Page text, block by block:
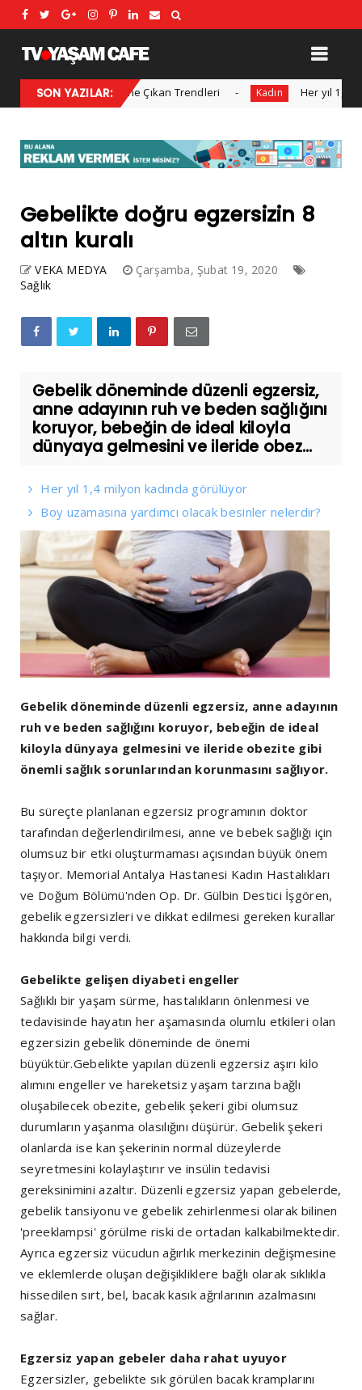
SON YAZILAR:
Sezonun Öne Çıkan Trendleri Kadın Her yıl 1,4 milyon
Gebelikte doğru egzersizin 8
altın kuralı
VEKA MEDYA
Çarşamba, Şubat 19, 2020
Sağlık
Gebelik döneminde düzenli egzersiz,
anne adayının ruh ve beden sağlığını
koruyor, bebeğin de ideal kiloyla
dünyaya gelmesini ve ileride obez...
Her yıl 1,4 milyon kadında görülüyor
Boy uzamasına yardımcı olacak besinler nelerdir?
Gebelik döneminde düzenli egzersiz, anne adayının
ruh ve beden sağlığını koruyor, bebeğin de ideal
kiloyla dünyaya gelmesini ve ileride obezite gibi
önemli sağlık sorunlarından korunmasını sağlıyor.
Bu süreçte planlanan egzersiz programının doktor
tarafından değerlendirilmesi, anne ve bebek sağlığı için
olumsuz bir etki oluşturmaması açısından büyük önem
taşıyor. Memorial Antalya Hastanesi Kadın Hastalıkları
ve Doğum Bölümü'nden Op. Dr. Gülbin Destici İşgören,
gebelik egzersizleri ve dikkat edilmesi gereken kurallar
hakkında bilgi verdi.
Gebelikte gelişen diyabeti engeller
Sağlıklı bir yaşam sürme, hastalıkların önlenmesi ve
tedavisinde hayatın her aşamasında olumlu etkileri olan
egzersizin gebelik döneminde de önemi
büyüktür.Gebelikte yapılan düzenli egzersiz aşırı kilo
alımını engeller ve hareketsiz yaşam tarzına bağlı
oluşabilecek obezite, gebelik şekeri gibi olumsuz
durumların yaşanma olasılığını düşürür. Gebelik şekeri
olanlarda ise kan şekerinin normal düzeylerde
seyretmesini kolaylaştırır ve insülin tedavisi
gereksinimini azaltır. Düzenli egzersiz yapan gebelerde,
gebelik tansiyonu ve gebelik zehirlenmesi olarak bilinen
'preeklampsi' görülme riski de ortadan kalkabilmektedir.
Ayrıca egzersiz vücudun ağırlık merkezinin değişmesine
ve eklemlerde oluşan değişikliklere bağlı olarak sıklıkla
hissedilen sırt, bel, bacak kasık ağrılarının azalmasını
sağlar.
Egzersiz yapan gebeler daha rahat uyuyor
Egzersizler, gebelikte sık görülen bacak kramplarını